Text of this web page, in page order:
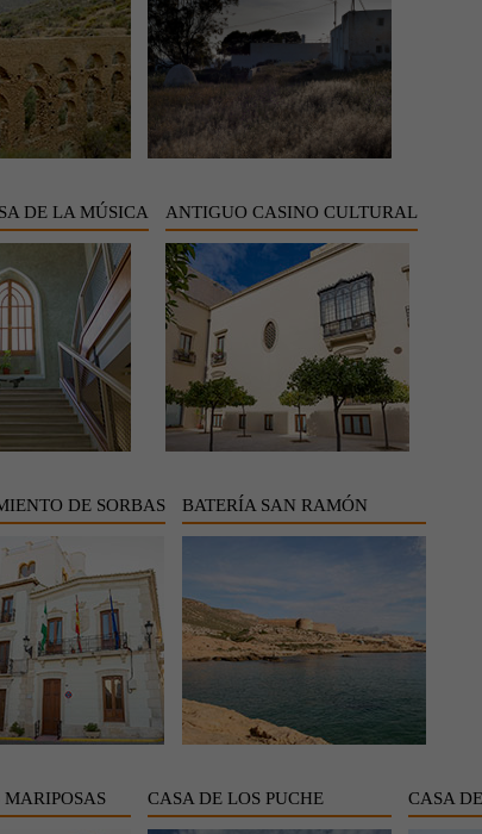
DE LA MÚSICA ANTIGUO CASINO CULTURAL
DE SORBAS BATERÍA SAN RAMÓN
CASA DE LOS PUCHE CASA